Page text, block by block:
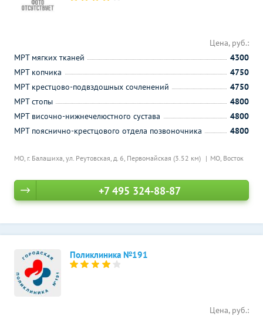
МО, г. Балашиха, ул. Реутовская, д. 6, Первомайская (3.52 км) МО, Восток
Цена, руб.:
МРТ мягких тканей
4300
МРТ копчика
4750
МРТ крестцово-подвздошных сочленений
4750
МРТ стопы
4800
МРТ височно-нижнечелюстного сустава
4800
МРТ пояснично-крестцового отдела позвоночника
4800
+7 495 324-88-87
Поликлиника №191
Цена, руб.: